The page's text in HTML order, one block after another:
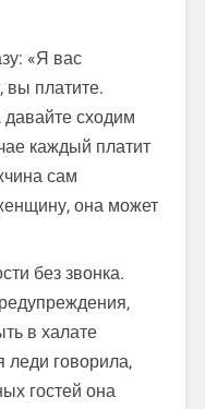
«Я вас
вы платите.
сходим
каждый платит
сам
она может
без звонка.
в халате
леди говорила,
гостей она